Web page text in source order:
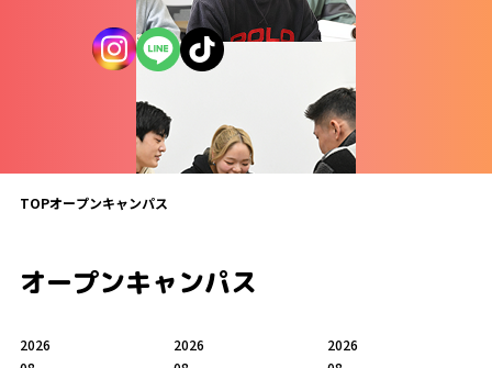
TOPオープンキャンパス
オープンキャンパス
2026
2026
2026